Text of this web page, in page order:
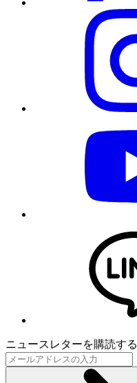
ニュースレターを購読する